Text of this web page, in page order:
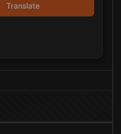
Translate